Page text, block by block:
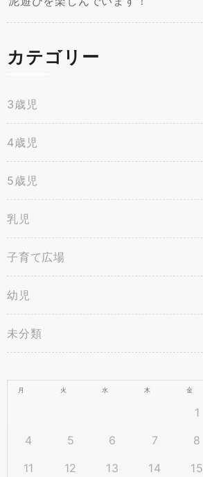
カテゴリー
3歳児
4歳児
5歳児
乳児
子育て広場
幼児
未分類
月 火 水 木 金
1
4
5 6 7 8
11
12 13 14 15